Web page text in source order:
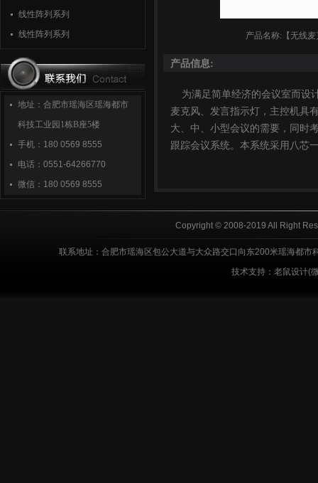
线性阵列系列
线性阵列系列
地址：合肥市瑶海区瑶海都市
科技工业园1栋B座5楼
手机： 180 0569 8555
电话： 0551-64266770
微信： 180 0569 8555
产品名称:【无线
产品信息:
为满足简单经济的会议室而设
麦克风、发言指示灯，主控机具
大、中、小型会议的需要，同时
跟踪会议系统。本系统采用八芯
Copyright © 2008-2019 All Right
联系地址：合肥市瑶海区包公大道与大众路交口向东200米瑶海
技术支持：老鼠设计